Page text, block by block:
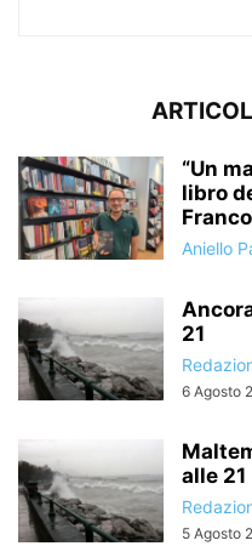
“Un
libro
Aniello
21
6 Agosto
alle 21
5 Agosto